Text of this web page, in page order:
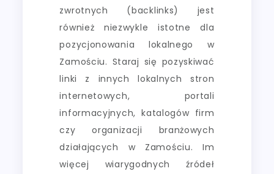
zwrotnych (backlinks) jest
również niezwykle istotne dla
pozycjonowania lokalnego w
Zamościu. Staraj się pozyskiwać
linki z innych lokalnych stron
internetowych, portali
informacyjnych, katalogów firm
czy organizacji branżowych
działających w Zamościu. Im
więcej wiarygodnych źródeł